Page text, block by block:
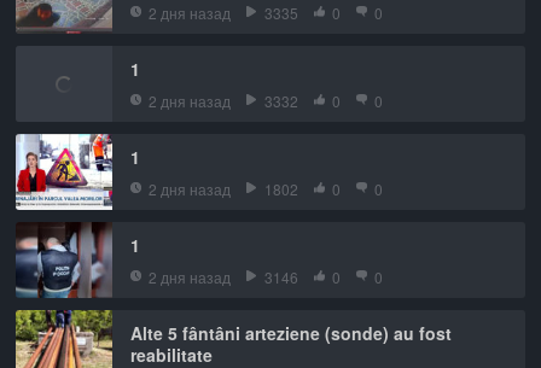
2 дня назад 3335 0 0
1
2 дня назад 3332 0 0
1
2 дня назад 1802 0 0
1
2 дня назад 3146 0 0
Alte 5 fântâni arteziene (sonde) au fost
reabilitate